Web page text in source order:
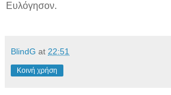
Ευλόγησον.
BlindG at 22:51
Κοινή χρήση